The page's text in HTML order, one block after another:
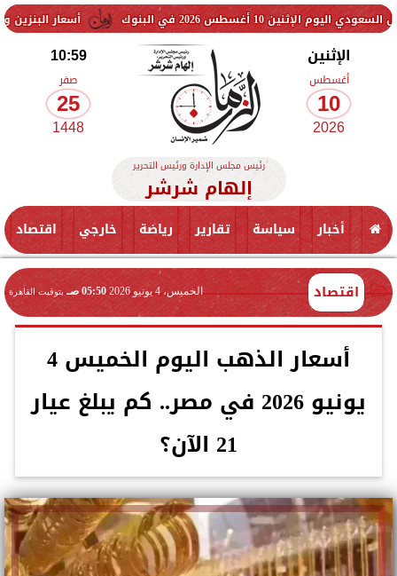
أسعار البنزين والسولار اليوم.. في البنوك
الإثنين
أغسطس
10
2026
10:59
صفر
25
1448
رئيس مجلس الإدارة ورئيس التحرير
إلهام شرشر
أخبار سياسة تقارير رياضة خارجي اقتصاد
اقتصاد الخميس، 4 يونيو 2026 05:50 صـ بتوقيت القاهرة
أسعار الذهب اليوم الخميس 4
يونيو 2026 في مصر.. كم يبلغ عيار
21 الآن؟